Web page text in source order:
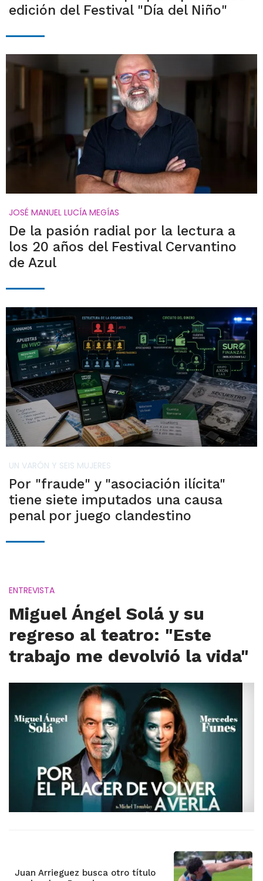
edición del Festival "Día del Niño"
JOSÉ MANUEL LUCÍA MEGÍAS
De la pasión radial por la lectura a
los 20 años del Festival Cervantino
de Azul
UN VARÓN Y SEIS MUJERES
Por "fraude" y "asociación ilícita"
tiene siete imputados una causa
penal por juego clandestino
ENTREVISTA
Miguel Ángel Solá y su
regreso al teatro: "Este
trabajo me devolvió la vida"
Juan Arrieguez busca otro título